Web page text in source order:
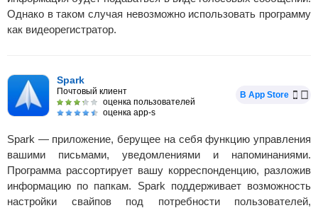
Однако в таком случая невозможно использовать программу
как видеорегистратор.
Spark
Почтовый клиент
оценка пользователей
оценка app-s
В App Store
Spark — приложение, берущее на себя функцию управления
вашими письмами, уведомлениями и напоминаниями.
Программа рассортирует вашу корреспонденцию, разложив
информацию по папкам. Spark поддерживает возможность
настройки свайпов под потребности пользователей,